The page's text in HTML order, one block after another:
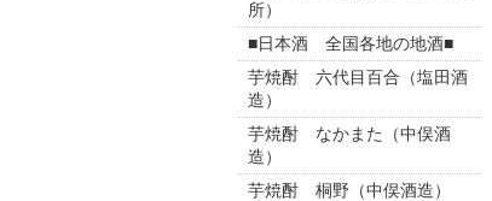
所）
■日本酒 全国各地の地酒■
芋焼酎 六代目百合（塩田酒
造）
芋焼酎 なかまた（中俣酒
造）
芋焼酎 桐野（中俣酒造）